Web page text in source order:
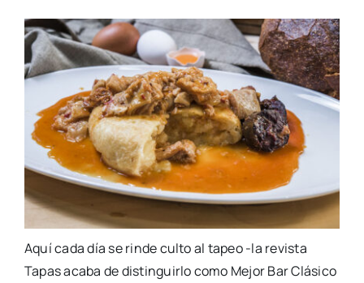
Aquí cada día se rinde culto al tapeo -la revista
Tapas acaba de distinguirlo como Mejor Bar Clásico